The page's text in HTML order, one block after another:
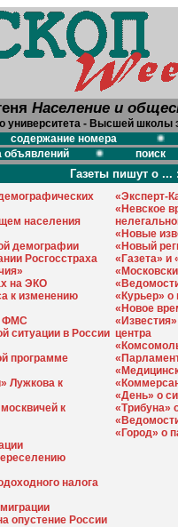
Население и
университета - Высшей школы
содержание номера
объявлений поиск
Газеты пишут о ...
населения
демографии
Росгосстраха
на ЭКО
к изменению
ФМС
ситуации в России
программе
Лужкова к
к
налога
опустение России
«Эксперт-
«Невское
«Новые
«Новый
«Газета» и
«Курьер» о
«Новое
центра
«День» о
«Трибуна»
«Город» о